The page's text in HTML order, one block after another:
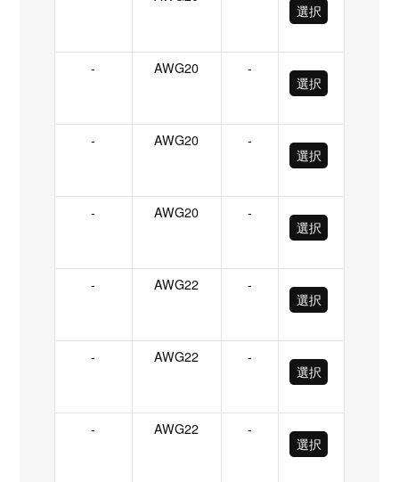
選択
- AWG20
-
選択
- AWG20
-
選択
- AWG20
-
選択
- AWG22
-
選択
- AWG22
-
選択
- AWG22
-
選択